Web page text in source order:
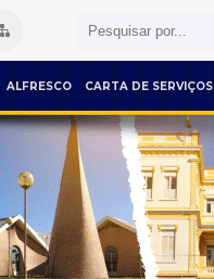
ALFRESCO CARTA DE SERVIÇOS